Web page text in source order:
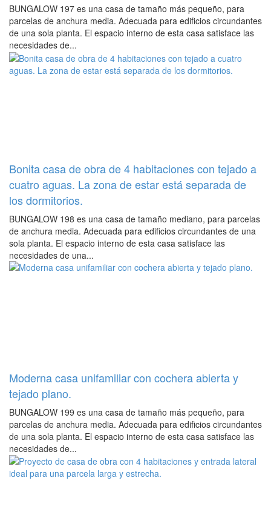
BUNGALOW 197 es una casa de tamaño más pequeño, para
parcelas de anchura media. Adecuada para edificios circundantes
de una sola planta. El espacio interno de esta casa satisface las
necesidades de...
Bonita casa de obra de 4 habitaciones con tejado a
cuatro aguas. La zona de estar está separada de
los dormitorios.
BUNGALOW 198 es una casa de tamaño mediano, para parcelas
de anchura media. Adecuada para edificios circundantes de una
sola planta. El espacio interno de esta casa satisface las
necesidades de una...
Moderna casa unifamiliar con cochera abierta y
tejado plano.
BUNGALOW 199 es una casa de tamaño más pequeño, para
parcelas de anchura media. Adecuada para edificios circundantes
de una sola planta. El espacio interno de esta casa satisface las
necesidades de...